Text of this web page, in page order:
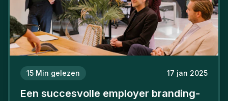
15 Min gelezen 17 jan 2025
Een succesvolle employer branding-